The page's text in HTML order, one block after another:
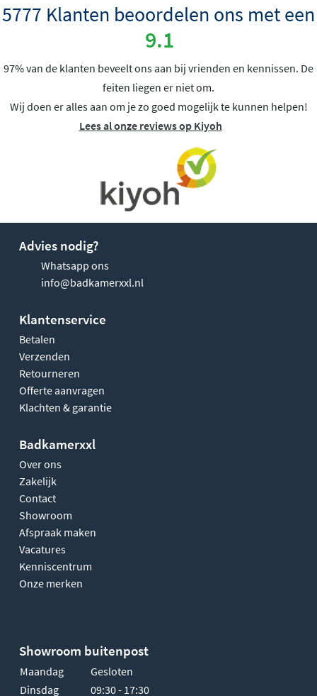
5777 Klanten beoordelen ons met een
9.1
97% van de klanten beveelt ons aan bij vrienden en kennissen. De
feiten liegen er niet om.
Wij doen er alles aan om je zo goed mogelijk te kunnen helpen!
Lees al onze reviews op Kiyoh
Advies nodig?
Whatsapp ons
info@badkamerxxl.nl
Klantenservice
Betalen
Verzenden
Retourneren
Offerte aanvragen
Klachten & garantie
Badkamerxxl
Over ons
Zakelijk
Contact
Showroom
Afspraak maken
Vacatures
Kenniscentrum
Onze merken
Showroom buitenpost
Maandag
Gesloten
Dinsdag
09:30 - 17:30